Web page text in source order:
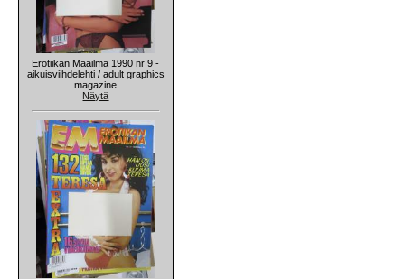
Erotiikan Maailma 1990 nr 9 -
aikuisviihdelehti / adult graphics
magazine
Näytä